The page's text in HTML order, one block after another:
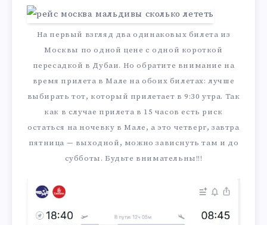
На первый взгляд два одинаковых билета из
Москвы по одной цене с одной короткой
пересадкой в Дубаи. Но обратите внимание на
время прилета в Мале на обоих билетах: лучше
выбирать тот, который прилетает в 9:30 утра. Так
как в случае прилета в 15 часов есть риск
остаться на ночевку в Мале, а это четверг, завтра
пятница — выходной, можно зависнуть там и до
субботы. Будьте внимательны!!!